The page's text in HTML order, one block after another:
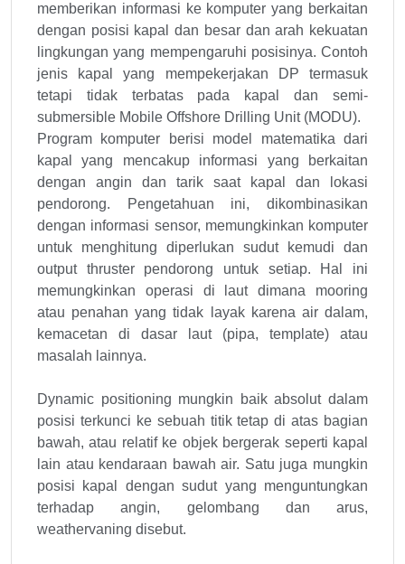
memberikan informasi ke komputer yang berkaitan
dengan posisi kapal dan besar dan arah kekuatan
lingkungan yang mempengaruhi posisinya. Contoh
jenis kapal yang mempekerjakan DP termasuk
tetapi tidak terbatas pada kapal dan semi-
submersible Mobile Offshore Drilling Unit (MODU).
Program komputer berisi model matematika dari
kapal yang mencakup informasi yang berkaitan
dengan angin dan tarik saat kapal dan lokasi
pendorong. Pengetahuan ini, dikombinasikan
dengan informasi sensor, memungkinkan komputer
untuk menghitung diperlukan sudut kemudi dan
output thruster pendorong untuk setiap. Hal ini
memungkinkan operasi di laut dimana mooring
atau penahan yang tidak layak karena air dalam,
kemacetan di dasar laut (pipa, template) atau
masalah lainnya.
Dynamic positioning mungkin baik absolut dalam
posisi terkunci ke sebuah titik tetap di atas bagian
bawah, atau relatif ke objek bergerak seperti kapal
lain atau kendaraan bawah air. Satu juga mungkin
posisi kapal dengan sudut yang menguntungkan
terhadap angin, gelombang dan arus,
weathervaning disebut.